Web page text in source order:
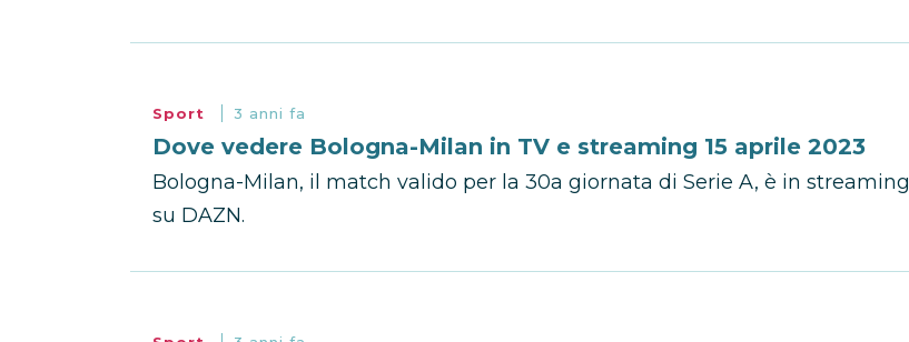
Sport 3 anni fa
Dove vedere Bologna-Milan in TV e streaming 15 aprile 2023
Bologna-Milan, il match valido per la 30a giornata di Serie A, è in streaming
su DAZN.